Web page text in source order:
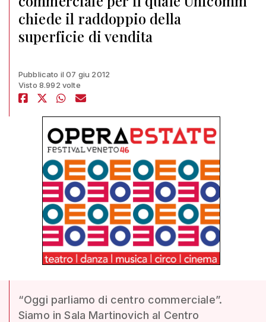
chiede il raddoppio della
superficie di vendita
Pubblicato il 07 giu 2012
Visto 8.992 volte
“Oggi parliamo di centro commerciale”.
Siamo in Sala Martinovich al Centro